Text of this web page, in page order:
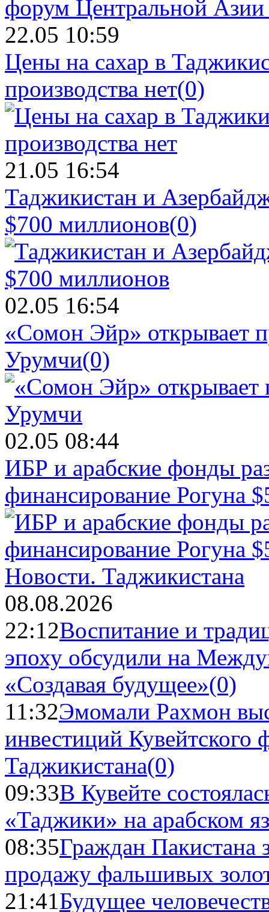
22.05 10:59
Цены на сахар в
производства нет(0)
21.05 16:54
Таджикистан и
$700 миллионов(0)
02.05 16:54
«Сомон Эйр» открывает
Урумчи(0)
02.05 08:44
ИБР и арабские фонды
финансирование Рогуна
Новости. Таджикистана
08.08.2026
22:12Воспитание и
эпоху обсудили на
«Создавая будущее»(0)
11:32Эмомали Рахмон
инвестиций Кувейтского
Таджикистана(0)
09:33В Кувейте
«Таджики» на арабском
08:35Граждан Пакистана
продажу фальшивых
21:41Будущее